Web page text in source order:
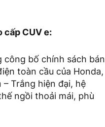
cấp CUV e:
công bố chính sách bán
toàn cầu của Honda,
Trắng hiện đại, hệ
ngồi thoải mái, phù